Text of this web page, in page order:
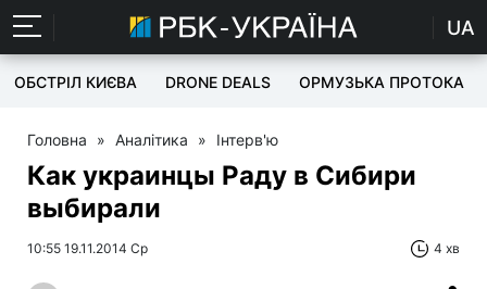
UA
ОБСТРІЛ КИЄВА DRONE DEALS ОРМУЗЬКА ПРОТОКА
Головна » Аналітика » Інтерв'ю
Как украинцы Раду в Сибири
выбирали
10:55 19.11.2014 Ср 4 хв